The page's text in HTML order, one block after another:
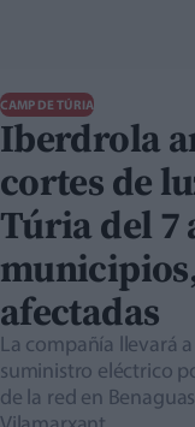
CAMP DE TÚRIA
Iberdrola
cortes de
Túria del 7
afectadas
La compañía llevará
suministro eléctrico
de la red en